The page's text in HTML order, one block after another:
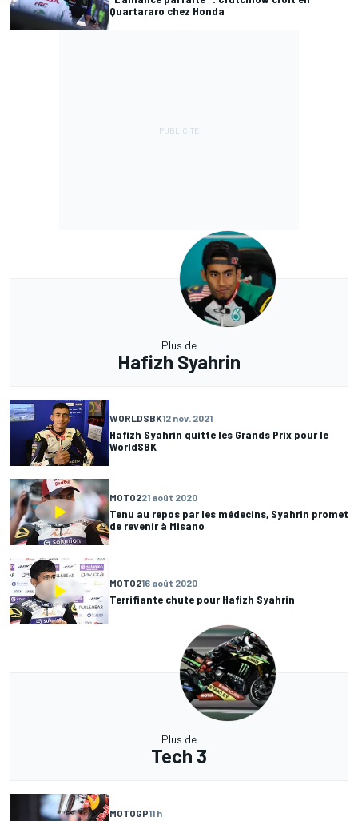
Quartararo chez Honda
Plus de
Hafizh Syahrin
WORLDSBK12 nov. 2021
Hafizh Syahrin quitte les Grands Prix pour le
WorldSBK
MOTO221 août 2020
Tenu au repos par les médecins, Syahrin promet
de revenir à Misano
MOTO216 août 2020
Terrifiante chute pour Hafizh Syahrin
Plus de
Tech 3
MOTOGP11 h